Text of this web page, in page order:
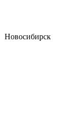
Новосибирск